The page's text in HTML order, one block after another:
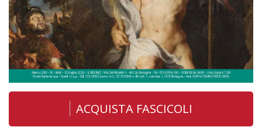
ACQUISTA FASCICOLI